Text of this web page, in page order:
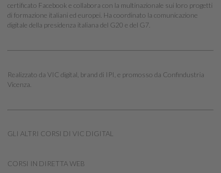
certificato Facebook e collabora con la multinazionale sui loro progetti
di formazione italiani ed europei. Ha coordinato la comunicazione
digitale della presidenza italiana del G20 e del G7.
Realizzato da VIC digital, brand di IPI, e promosso da Confindustria
Vicenza.
GLI ALTRI CORSI DI VIC DIGITAL
CORSI IN DIRETTA WEB